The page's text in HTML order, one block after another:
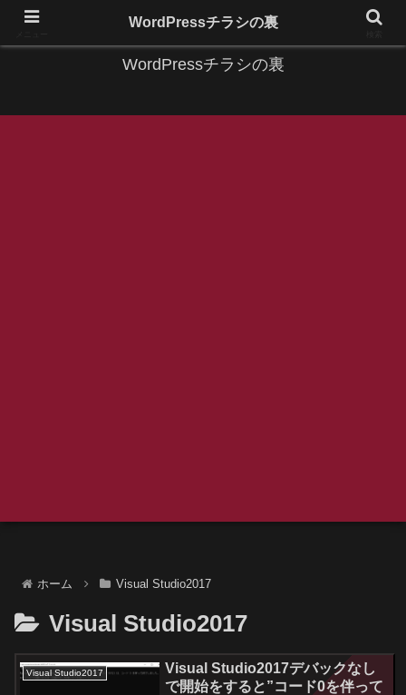
IT系に係る基礎的な情報と便利な使い方を更新します。
WordPressチラシの裏
ホーム Visual Studio2017
Visual Studio2017
Visual Studio2017
Visual Studio2017デバックなし
で開始をすると”コード0を伴って
WordPressチラシの裏